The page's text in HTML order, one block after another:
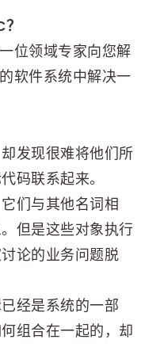
位领域专家向您解
软件系统中解决一
发现很难将他们所
码联系起来。
们与其他名词相
但是这些对象执行
论的业务问题脱
经是系统的一部
组合在一起的，却